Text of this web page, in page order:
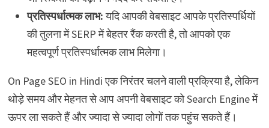
प्रतिस्पर्धात्मक लाभ:यदि आपकी वेबसाइट आपके प्रतिस्पर्धियों
की तुलना में SERP में बेहतर रैंक करती है, तो आपको एक
महत्वपूर्ण प्रतिस्पर्धात्मक लाभ मिलेगा।
On Page SEO in Hindi एक निरंतर चलने वाली प्रक्रिया है, लेकिन
थोड़े समय और मेहनत से आप अपनी वेबसाइट को Search Engine में
ऊपर ला सकते हैं और ज्यादा से ज्यादा लोगों तक पहुंच सकते हैं।